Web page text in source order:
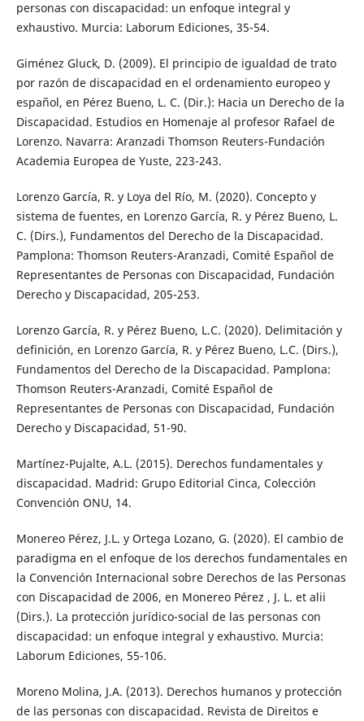
personas con discapacidad: un enfoque integral y
exhaustivo. Murcia: Laborum Ediciones, 35-54.
Giménez Gluck, D. (2009). El principio de igualdad de trato
por razón de discapacidad en el ordenamiento europeo y
español, en Pérez Bueno, L. C. (Dir.): Hacia un Derecho de la
Discapacidad. Estudios en Homenaje al profesor Rafael de
Lorenzo. Navarra: Aranzadi Thomson Reuters-Fundación
Academia Europea de Yuste, 223-243.
Lorenzo García, R. y Loya del Río, M. (2020). Concepto y
sistema de fuentes, en Lorenzo García, R. y Pérez Bueno, L.
C. (Dirs.), Fundamentos del Derecho de la Discapacidad.
Pamplona: Thomson Reuters-Aranzadi, Comité Español de
Representantes de Personas con Discapacidad, Fundación
Derecho y Discapacidad, 205-253.
Lorenzo García, R. y Pérez Bueno, L.C. (2020). Delimitación y
definición, en Lorenzo García, R. y Pérez Bueno, L.C. (Dirs.),
Fundamentos del Derecho de la Discapacidad. Pamplona:
Thomson Reuters-Aranzadi, Comité Español de
Representantes de Personas con Discapacidad, Fundación
Derecho y Discapacidad, 51-90.
Martínez-Pujalte, A.L. (2015). Derechos fundamentales y
discapacidad. Madrid: Grupo Editorial Cinca, Colección
Convención ONU, 14.
Monereo Pérez, J.L. y Ortega Lozano, G. (2020). El cambio de
paradigma en el enfoque de los derechos fundamentales en
la Convención Internacional sobre Derechos de las Personas
con Discapacidad de 2006, en Monereo Pérez , J. L. et alii
(Dirs.). La protección jurídico-social de las personas con
discapacidad: un enfoque integral y exhaustivo. Murcia:
Laborum Ediciones, 55-106.
Moreno Molina, J.A. (2013). Derechos humanos y protección
de las personas con discapacidad. Revista de Direitos e